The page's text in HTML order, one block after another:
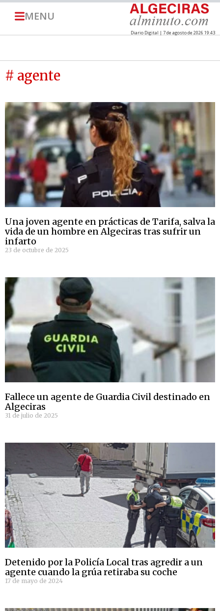
MENU
Diario Digital | 7 de agosto de 2026 19:43
# agente
Una joven agente en prácticas de Tarifa, salva la
vida de un hombre en Algeciras tras sufrir un
infarto
23 de octubre de 2025
Fallece un agente de Guardia Civil destinado en
Algeciras
31 de julio de 2025
Detenido por la Policía Local tras agredir a un
agente cuando la grúa retiraba su coche
17 de mayo de 2024